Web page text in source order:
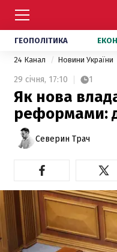
ГЕОПОЛІТИКА
24 Канал Новини України
29 січня, 17:10 1
Як нова
реформами:
Северин Трач